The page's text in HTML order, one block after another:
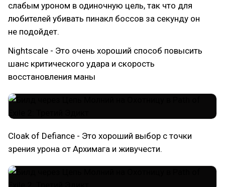
слабым уроном в одиночную цель, так что для
любителей убивать пинакл боссов за секунду он
не подойдет.
Nightscale - Это очень хороший способ повысить
шанс критического удара и скорость
восстановления маны
Cloak of Defiance - Это хороший выбор с точки
зрения урона от Архимага и живучести.